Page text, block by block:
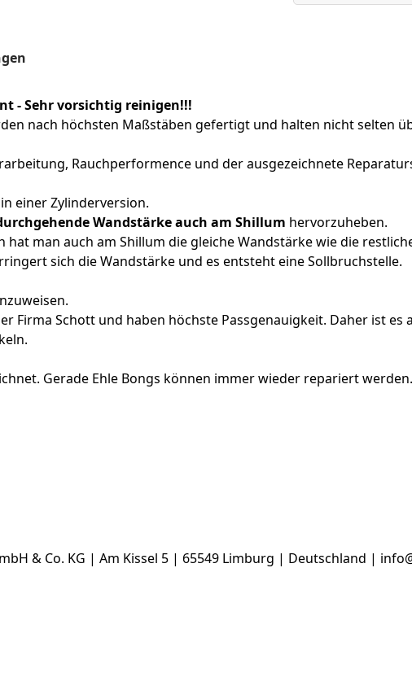
- Sehr vorsichtig reinigen!!!
nach höchsten Maßstäben gefertigt und halten nicht selten
Rauchperformence und der ausgezeichnete
einer Zylinderversion.
Wandstärke auch am Shillum hervorzuheben.
man auch am Shillum die gleiche Wandstärke wie die
sich die Wandstärke und es entsteht eine Sollbruchstelle.
Firma Schott und haben höchste Passgenauigkeit. Daher ist
Gerade Ehle Bongs können immer wieder repariert
& Co. KG | Am Kissel 5 | 65549 Limburg | Deutschland |